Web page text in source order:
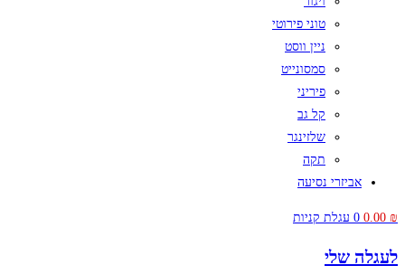
טוני פירוטי
ניין ווסט
סמסונייט
פיריני
קל גב
שלזינגר
תקה
אביזרי נסיעה
0.00 ₪
0 עגלת קניות
לעגלה שלי